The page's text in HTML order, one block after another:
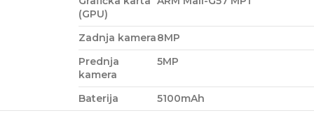
(GPU)
Zadnja kamera8MP
Prednja
kamera
5MP
Baterija 5100mAh